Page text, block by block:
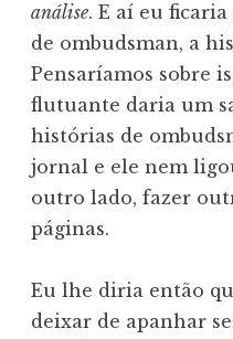
análise. E aí eu
de ombudsman, a
Pensaríamos sobre
flutuante daria um
histórias de
jornal e ele nem
outro lado, fazer
páginas.
Eu lhe diria então
deixar de apanhar